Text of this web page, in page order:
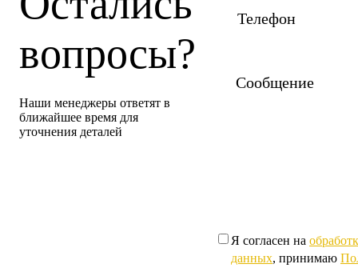
вопросы?
Наши менеджеры ответят в
ближайшее время для
уточнения деталей
Я согласен на
данных, принимаю